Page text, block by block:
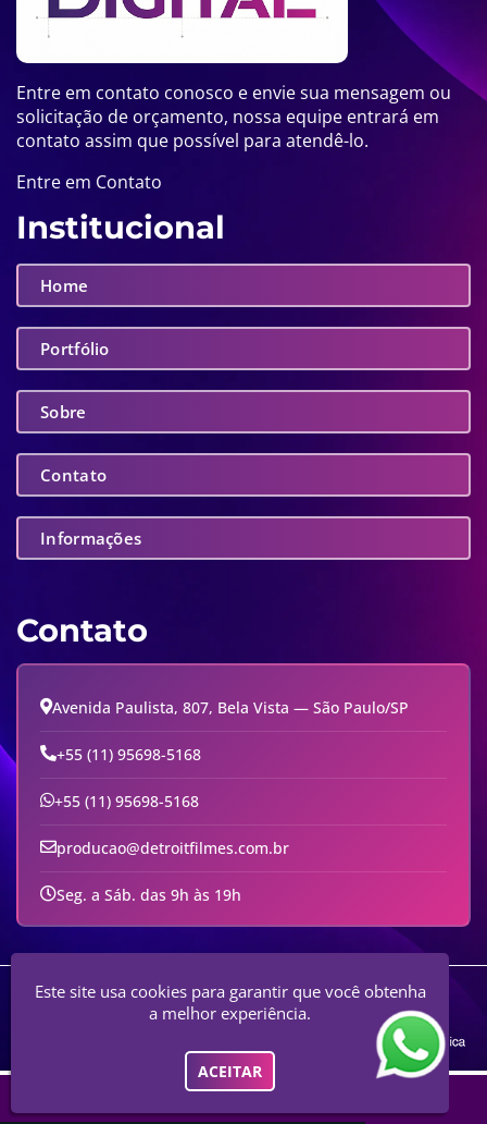
Entre em contato conosco e envie sua mensagem ou
solicitação de orçamento, nossa equipe entrará em
contato assim que possível para atendê-lo.
Entre em Contato
Institucional
Home
Portfólio
Sobre
Contato
Informações
Contato
Avenida Paulista, 807, Bela Vista — São Paulo/SP
+55 (11) 95698-5168
+55 (11) 95698-5168
producao@detroitfilmes.com.br
Seg. a Sáb. das 9h às 19h
Engaja Comunicação E Serviços Digitais - Audiovisual E Comunicação
Este site usa cookies para garantir que você obtenha
a melhor experiência.
ACEITAR